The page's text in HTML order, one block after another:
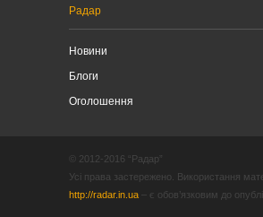
Радар
Новини
Блоги
Оголошення
© 2012-2016 “Радар”
Усі права застережено. Використання
http://radar.in.ua – є обов’язковим до